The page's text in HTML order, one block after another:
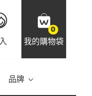
0
我的購物袋
品牌